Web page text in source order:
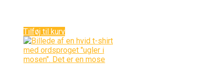
Tilføj til kurv